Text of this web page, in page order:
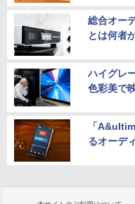
総合オー
とは何者
ハイグレ
色彩美で
「
るオーデ